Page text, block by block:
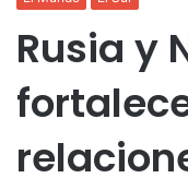
Rusia y